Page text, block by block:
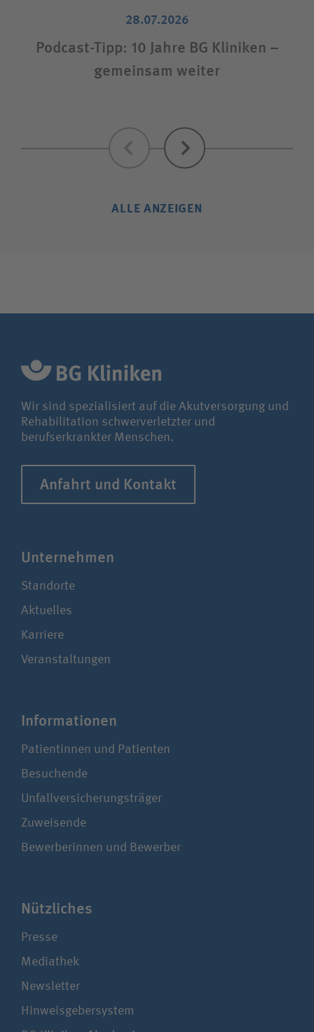
28.07.2026
Podcast-Tipp: 10 Jahre BG Kliniken –
gemeinsam weiter
Zurück Weiter
ALLE ANZEIGEN
Wir sind spezialisiert auf die Akutversorgung und
Rehabilitation schwerverletzter und
berufserkrankter Menschen.
Anfahrt und Kontakt
Unter­nehmen
Standorte
Aktuelles
Karriere
Veranstaltungen
Infor­ma­tionen
Patientinnen und Patienten
Besuchende
Unfallversicherungsträger
Zuweisende
Bewerberinnen und Bewerber
Nützliches
Presse
Mediathek
Newsletter
Hinweisgebersystem